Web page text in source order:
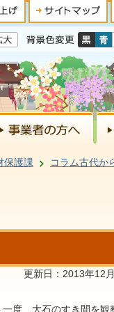
保護課 コラム古代か
更新日：2013年12
度、大石のすき間を観